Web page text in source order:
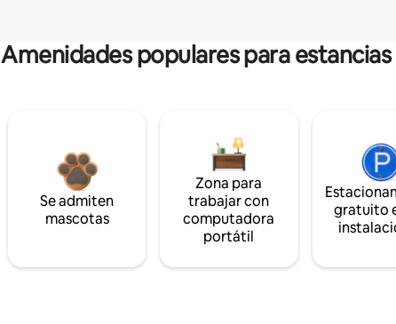
Amenidades populares para estancias
Se admiten
mascotas
Zona para
trabajar con
computadora
portátil
gratuito